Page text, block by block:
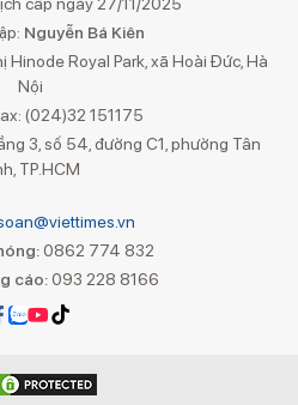
cấp ngày 27/11/2025
Nguyễn Bá Kiên
Hinode Royal Park, xã Hoài Đức, Hà
Nội
(024)32 151175
3, số 54, đường C1, phường Tân
TP.HCM
0862 774 832
cáo:093 228 8166